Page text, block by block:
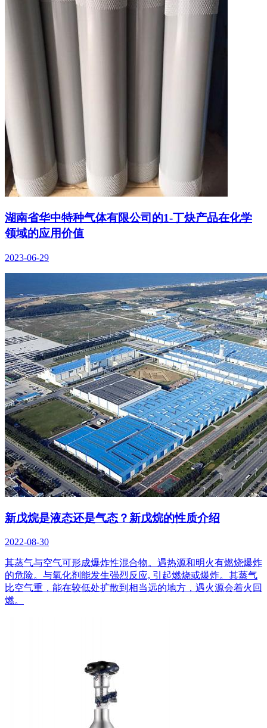
湖南省华中特种气体有限公司的1-丁炔产品在化学
领域的应用价值
2023-06-29
新戊烷是液态还是气态？新戊烷的性质介绍
2022-08-30
其蒸气与空气可形成爆炸性混合物。遇热源和明火有燃烧爆炸
的危险。与氧化剂能发生强烈反应, 引起燃烧或爆炸。其蒸气
比空气重，能在较低处扩散到相当远的地方，遇火源会着火回
燃。 ​